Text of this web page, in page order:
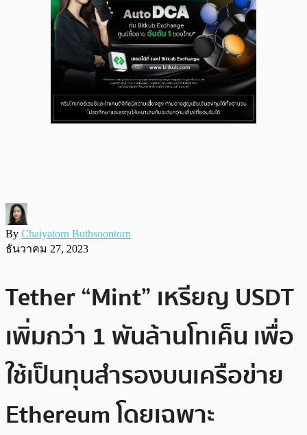
By Chaiyatorn Buthsoontorn
ธันวาคม 27, 2023
Tether “Mint” เหรียญ USDT
เพิ่มกว่า 1 พันล้านโทเค็น เพื่อ
ใช้เป็นทุนสำรองบนเครือข่าย
Ethereum โดยเฉพาะ